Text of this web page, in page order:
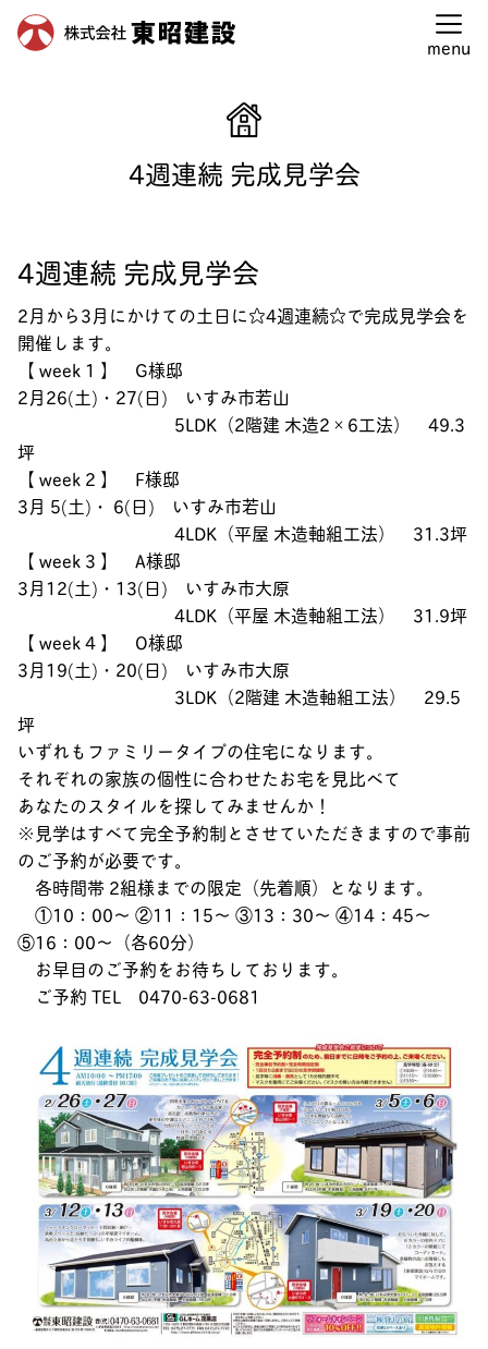
menu
東昭建設建設トップ
4週連続 完成見学会
4週連続 完成見学会
2月から3月にかけての土日に☆4週連続☆で完成見学会を
開催します。
【 week 1 】
G様邸
2月26(土)・27(日) いすみ市若山
5LDK（2階建 木造2×6工法） 49.3
坪
【 week 2 】
F様邸
3月 5(土)・ 6(日) いすみ市若山
4LDK（平屋 木造軸組工法） 31.3坪
【 week 3 】
A様邸
3月12(土)・13(日) いすみ市大原
4LDK（平屋 木造軸組工法） 31.9坪
【 week 4 】
O様邸
3月19(土)・20(日) いすみ市大原
3LDK（2階建 木造軸組工法） 29.5
坪
いずれもファミリータイプの住宅になります。
それぞれの家族の個性に合わせたお宅を見比べて
あなたのスタイルを探してみませんか！
※見学はすべて完全予約制とさせていただきますので事前
のご予約が必要です。
各時間帯 2組様までの限定（先着順）となります。
①10：00～ ②11：15～ ③13：30～ ④14：45～
⑤16：00～（各60分）
お早目のご予約をお待ちしております。
ご予約 TEL 0470-63-0681